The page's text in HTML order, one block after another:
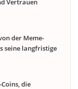
Vertrauen
der Meme-
seine langfristige
die